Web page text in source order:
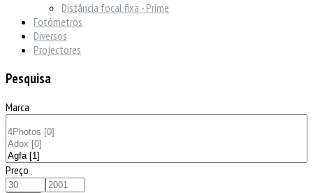
Distância focal fixa - Prime
Fotómetros
Diversos
Projectores
Pesquisa
Marca
Preço